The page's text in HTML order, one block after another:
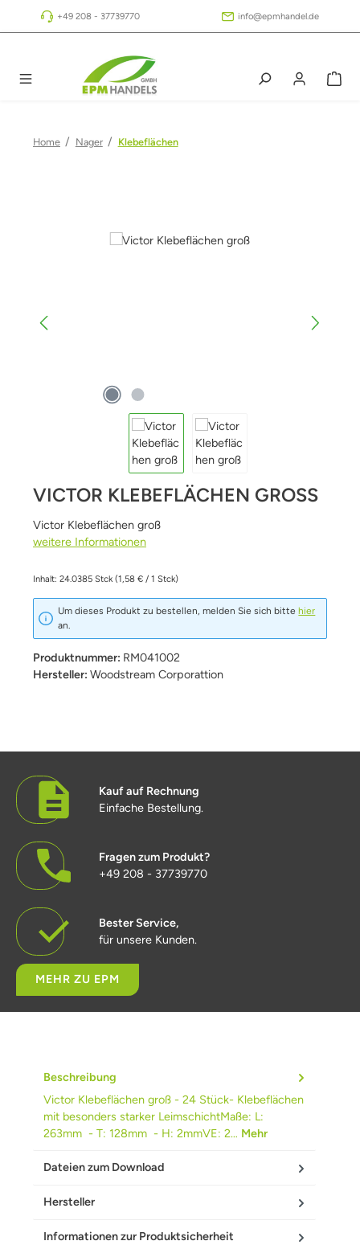
Zum Hauptinhalt springen
+49 208 - 37739770 info@epmhandel.de
Home / Nager / Klebeflächen
Bildergalerie überspringen
VICTOR KLEBEFLÄCHEN GROSS
Victor Klebeflächen groß
weitere Informationen
Inhalt: 24.0385 Stck(1,58 € / 1 Stck)
Um dieses Produkt zu bestellen, melden Sie sich bitte hier
an.
Produktnummer: RM041002
Hersteller: Woodstream Corporattion
Kauf auf Rechnung
Einfache Bestellung.
Fragen zum Produkt?
+49 208 - 37739770
Bester Service,
für unsere Kunden.
MEHR ZU EPM
Beschreibung
Victor Klebeflächen groß - 24 Stück- Klebeflächen
mit besonders starker LeimschichtMaße: L:
263mm - T: 128mm - H: 2mmVE: 2… Mehr
Dateien zum Download
Hersteller
Informationen zur Produktsicherheit